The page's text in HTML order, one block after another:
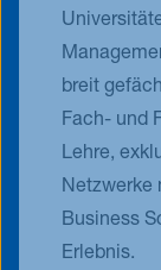
breit
Fach- und
Lehre,
Netzwerke
Business
Erlebnis.